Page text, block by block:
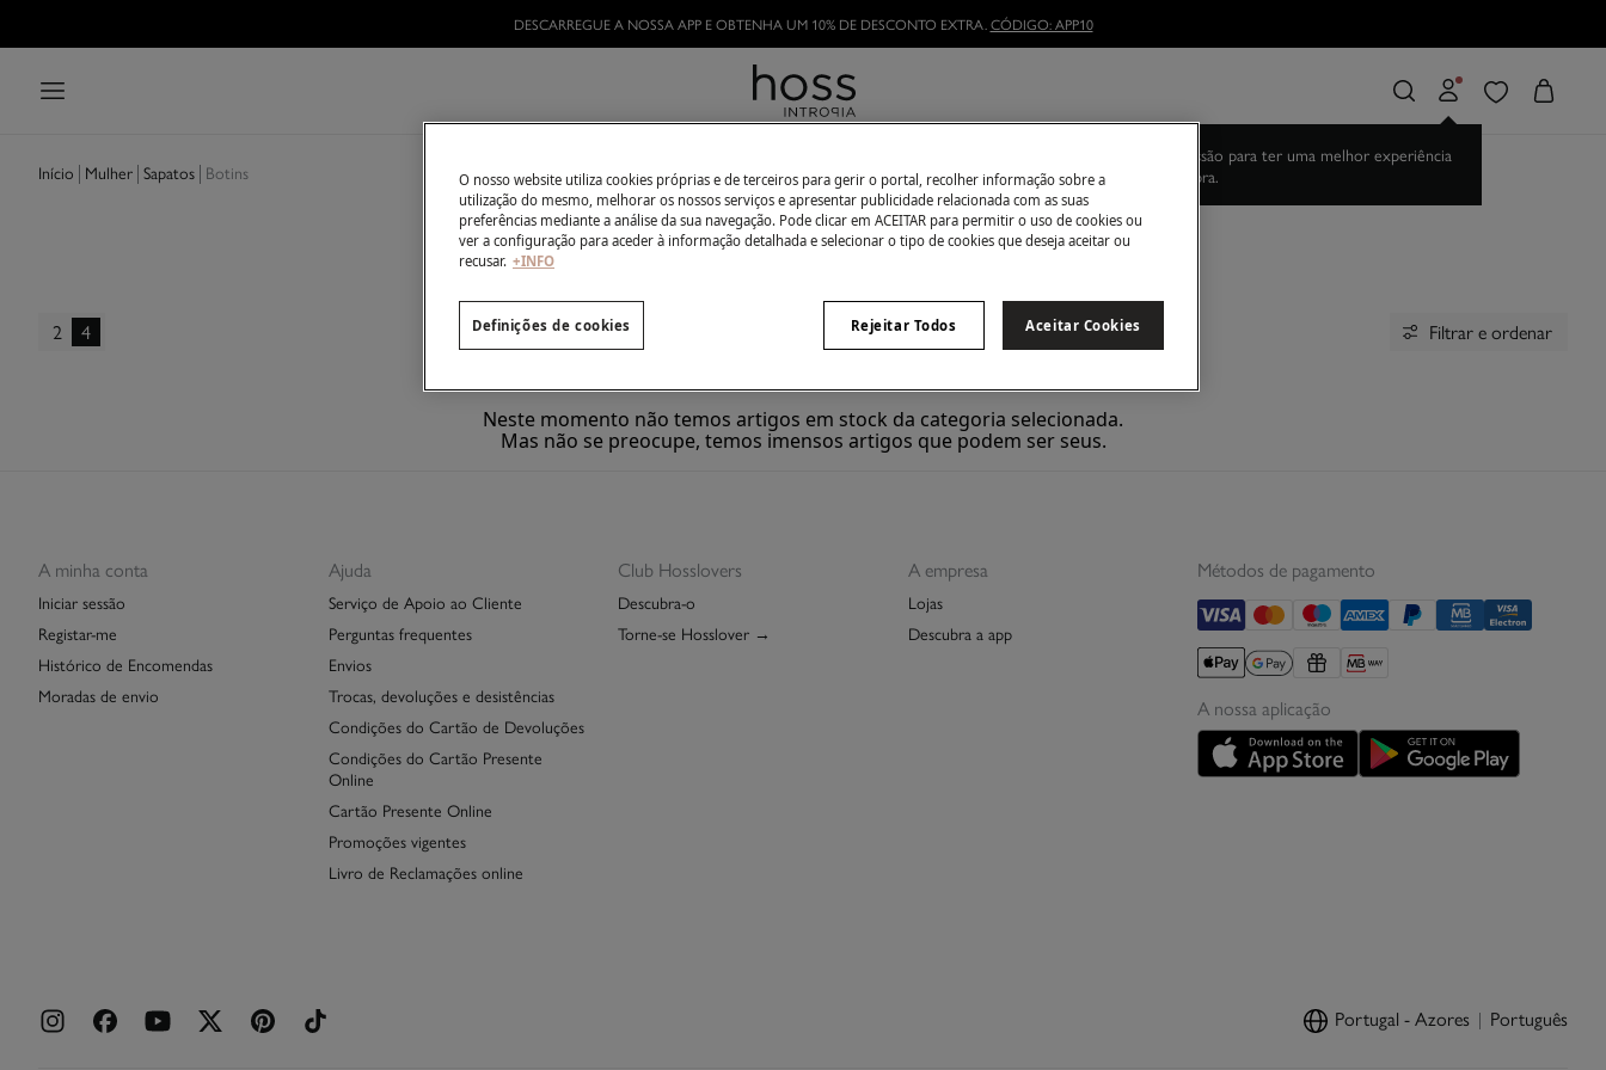
DESCARREGUE A NOSSA APP E OBTENHA UM 10% DE DESCONTO EXTRA.CÓDIGO: APP10
Inicia sessão para ter uma melhor experiência
de compra.
Início Mulher Sapatos Botins Botins de mulher 0 itens
Todos Sandálias Calçado
2 4 Filtrar e ordenar
Neste momento não temos artigos em stock da categoria selecionada.
Mas não se preocupe, temos imensos artigos que podem ser seus.
A minha conta
Iniciar sessão
Registar-me
Histórico de Encomendas
Moradas de envio
Ajuda
Serviço de Apoio ao Cliente
Perguntas frequentes
Envios
Trocas, devoluções e desistências
Condições do Cartão de Devoluções
Condições do Cartão Presente
Online
Cartão Presente Online
Promoções vigentes
Livro de Reclamações online
Club Hosslovers
Descubra-o
Torne-se Hosslover →
A empresa
Lojas
Descubra a app
Métodos de pagamento
A nossa aplicação
Portugal - Azores Português
O nosso website utiliza cookies próprias e de terceiros para gerir o portal, recolher informação sobre a
utilização do mesmo, melhorar os nossos serviços e apresentar publicidade relacionada com as suas
preferências mediante a análise da sua navegação. Pode clicar em ACEITAR para permitir o uso de cookies ou
ver a configuração para aceder à informação detalhada e selecionar o tipo de cookies que deseja aceitar ou
recusar. +INFO
Rejeitar Todos Aceitar Cookies
Definições de cookies